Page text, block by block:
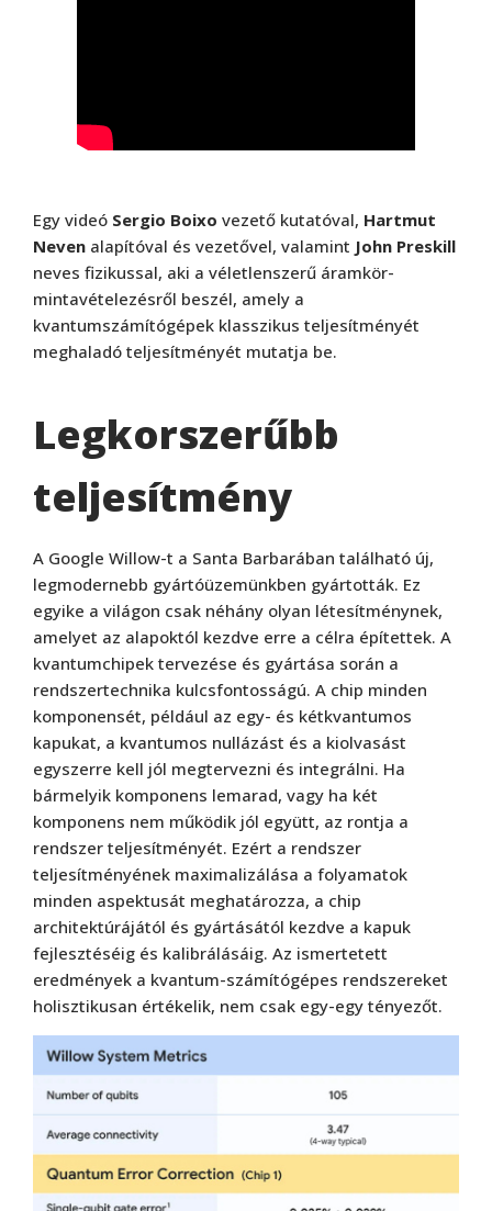
Egy videó Sergio Boixo vezető kutatóval, Hartmut
Neven alapítóval és vezetővel, valamint John Preskill
neves fizikussal, aki a véletlenszerű áramkör-
mintavételezésről beszél, amely a
kvantumszámítógépek klasszikus teljesítményét
meghaladó teljesítményét mutatja be.
Legkorszerűbb
teljesítmény
A Google Willow-t a Santa Barbarában található új,
legmodernebb gyártóüzemünkben gyártották. Ez
egyike a világon csak néhány olyan létesítménynek,
amelyet az alapoktól kezdve erre a célra építettek. A
kvantumchipek tervezése és gyártása során a
rendszertechnika kulcsfontosságú. A chip minden
komponensét, például az egy- és kétkvantumos
kapukat, a kvantumos nullázást és a kiolvasást
egyszerre kell jól megtervezni és integrálni. Ha
bármelyik komponens lemarad, vagy ha két
komponens nem működik jól együtt, az rontja a
rendszer teljesítményét. Ezért a rendszer
teljesítményének maximalizálása a folyamatok
minden aspektusát meghatározza, a chip
architektúrájától és gyártásától kezdve a kapuk
fejlesztéséig és kalibrálásáig. Az ismertetett
eredmények a kvantum-számítógépes rendszereket
holisztikusan értékelik, nem csak egy-egy tényezőt.